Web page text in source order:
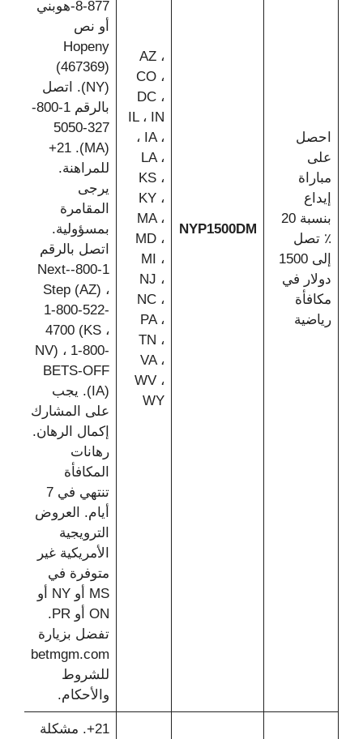
احصل
على
مباراة
إيداع
بنسبة 20
٪ تصل
إلى 1500
دولار في
مكافأة
رياضية
NYP1500DM
AZ ،
CO ،
DC ،
IL ، IN
، IA ،
LA ،
KS ،
KY ،
MA ،
MD ،
MI ،
NJ ،
NC ،
PA ،
TN ،
VA ،
WV ،
WY
877-8-هوبني
أو نص
Hopeny
(467369)
(NY). اتصل
بالرقم 1-800-
327-5050
(MA). 21+
للمراهنة.
يرجى
المقامرة
بمسؤولية.
اتصل بالرقم
1-800-Next-
Step (AZ) ،
1-800-522-
4700 (KS ،
NV) ، 1-800-
BETS-OFF
(IA). يجب
على المشارك
إكمال الرهان.
رهانات
المكافأة
تنتهي في 7
أيام. العروض
الترويجية
الأمريكية غير
متوفرة في
MS أو NY أو
ON أو PR.
تفضل بزيارة
betmgm.com
للشروط
والأحكام.
21+. مشكلة